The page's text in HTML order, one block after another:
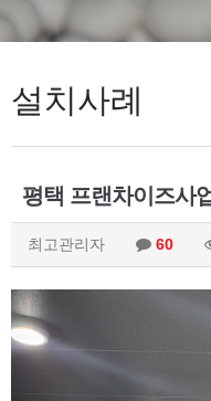
설치사례
평택 프랜차이즈사
최고관리자 60